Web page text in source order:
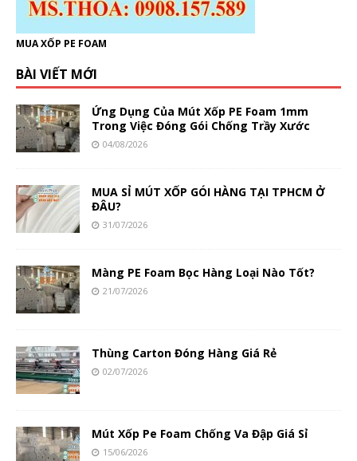
MUA XỐP PE FOAM
BÀI VIẾT MỚI
Ứng Dụng Của Mút Xốp PE Foam 1mm
Trong Việc Đóng Gói Chống Trầy Xước
04/08/2026
MUA SỈ MÚT XỐP GÓI HÀNG TẠI TPHCM Ở
ĐÂU?
31/07/2026
Màng PE Foam Bọc Hàng Loại Nào Tốt?
21/07/2026
Thùng Carton Đóng Hàng Giá Rẻ
02/07/2026
Mút Xốp Pe Foam Chống Va Đập Giá Sỉ
15/06/2026